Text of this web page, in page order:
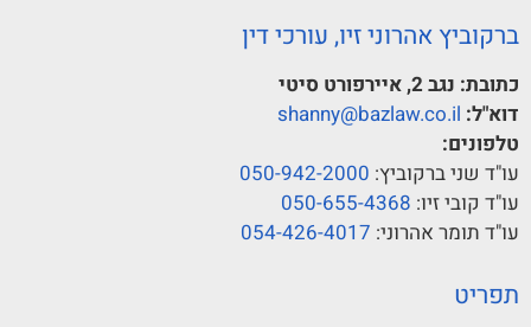
ברקוביץ אהרוני זיו, עורכי דין
כתובת: נגב 2, איירפורט סיטי
דוא"ל: shanny@bazlaw.co.il
טלפונים:
עו"ד שני ברקוביץ: 050-942-2000
עו"ד קובי זיו: 050-655-4368
עו"ד תומר אהרוני: 054-426-4017
תפריט